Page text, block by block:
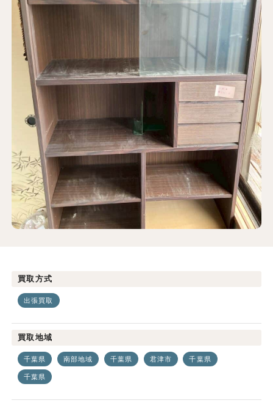
買取方式
出張買取
買取地域
千葉県 南部地域 千葉県 君津市 千葉県
千葉県